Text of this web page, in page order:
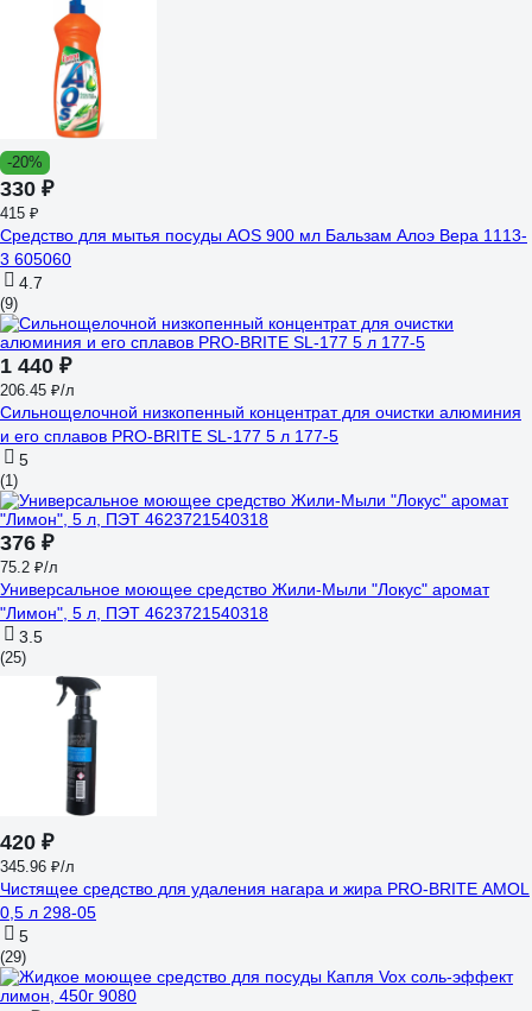
-20%
330 ₽
415 ₽
Средство для мытья посуды AOS 900 мл Бальзам Алоэ Вера 1113-
3 605060
4.7
(9)
1 440 ₽
206.45 ₽/л
Сильнощелочной низкопенный концентрат для очистки алюминия
и его сплавов PRO-BRITE SL-177 5 л 177-5
5
(1)
376 ₽
75.2 ₽/л
Универсальное моющее средство Жили-Мыли "Локус" аромат
"Лимон", 5 л, ПЭТ 4623721540318
3.5
(25)
420 ₽
345.96 ₽/л
Чистящее средство для удаления нагара и жира PRO-BRITE AMOL
0,5 л 298-05
5
(29)